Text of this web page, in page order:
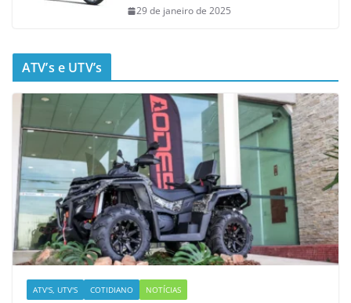
29 de janeiro de 2025
ATV’s e UTV’s
ATV'S, UTV'S COTIDIANO NOTÍCIAS